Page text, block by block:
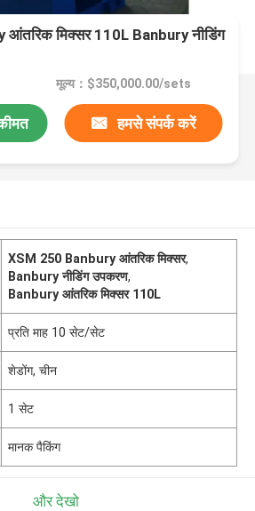
मिक्सर 110L Banbury नीडिंग
मूल्य：$350,000.00/sets
हमसे संपर्क करें
XSM 250 Banbury आंतरिक मिक्सर,
Banbury नीडिंग उपकरण,
Banbury आंतरिक मिक्सर 110L
प्रति माह 10 सेट/सेट
शेडोंग, चीन
1 सेट
मानक पैकिंग
और देखो